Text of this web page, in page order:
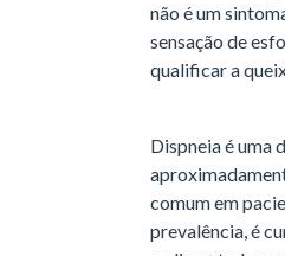
não é um
sensação de
qualificar a
Dispneia é uma
comum em
prevalência, é